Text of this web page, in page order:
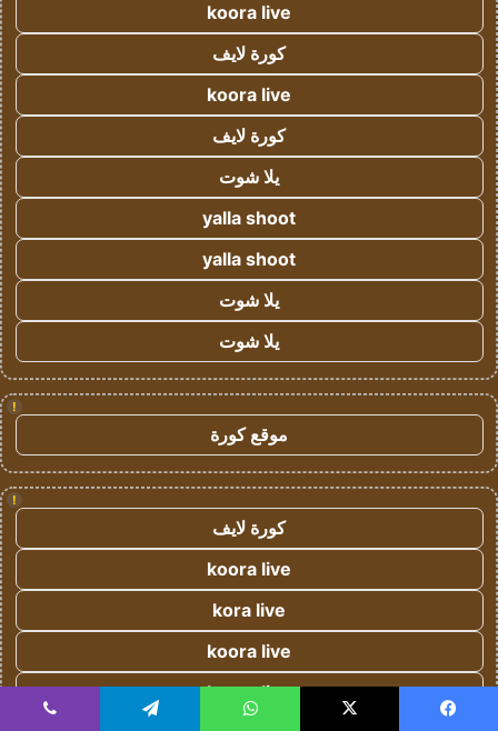
koora live
كورة لايف
koora live
كورة لايف
يلا شوت
yalla shoot
yalla shoot
يلا شوت
يلا شوت
!
موقع كورة
!
كورة لايف
koora live
kora live
koora live
koora live